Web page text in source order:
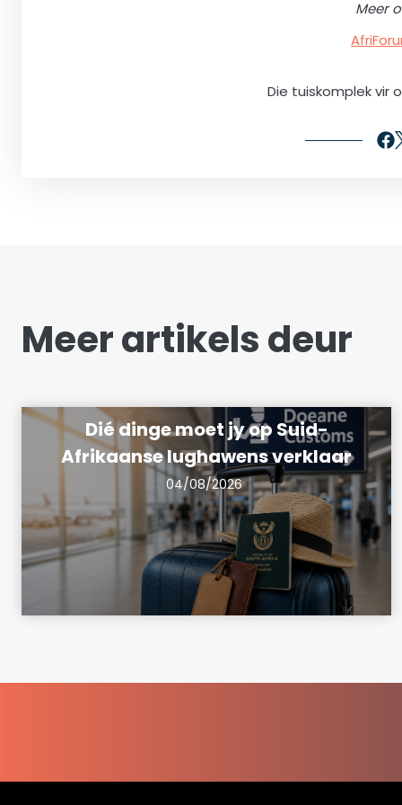
Meer
Die tuiskomplek vir
Meer artikels deur
Dié dinge moet jy op Suid-
Afrikaanse lughawens verklaar
04/08/2026